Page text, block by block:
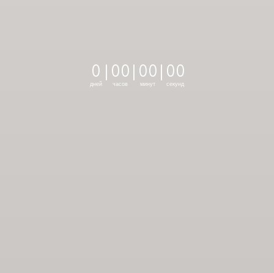
0
дней
00
часов
00
минут
00
секунд